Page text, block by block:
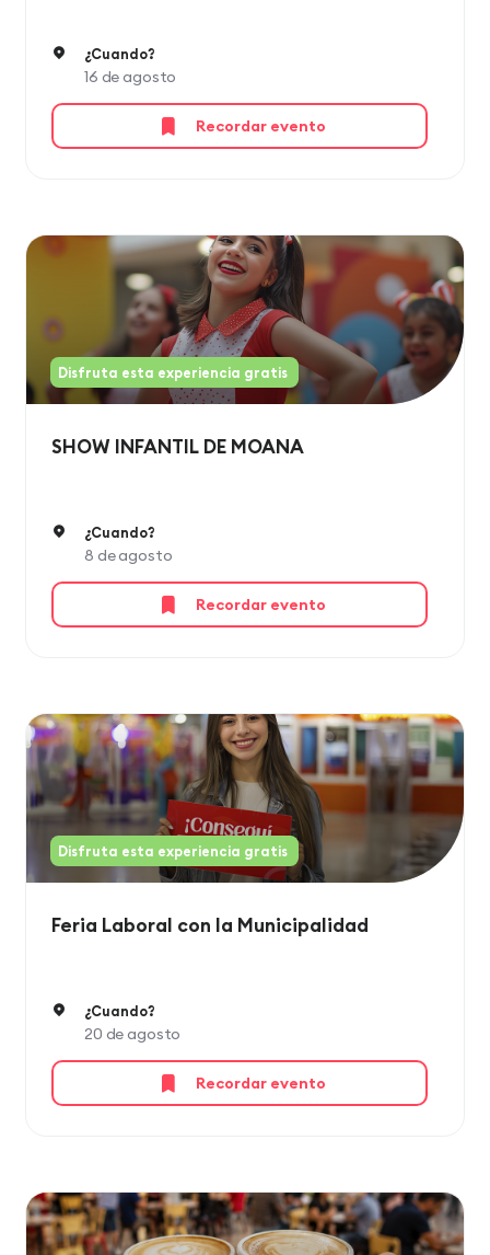
¿Cuando?
16 de agosto
Recordar evento
Disfruta esta experiencia gratis
SHOW INFANTIL DE MOANA
¿Cuando?
8 de agosto
Recordar evento
Disfruta esta experiencia gratis
Feria Laboral con la Municipalidad
¿Cuando?
20 de agosto
Recordar evento